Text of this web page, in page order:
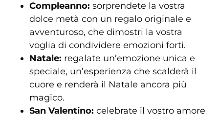
Compleanno: sorprendete la vostra
dolce metà con un regalo originale e
avventuroso, che dimostri la vostra
voglia di condividere emozioni forti.
Natale: regalate un’emozione unica e
speciale, un’esperienza che scalderà il
cuore e renderà il Natale ancora più
magico.
San Valentino: celebrate il vostro amore